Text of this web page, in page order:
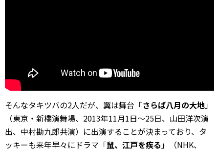
そんなタキツバの2人だが、翼は舞台「さらば八月の大地」
（東京・新橋演舞場、2013年11月1日～25日、山田洋次演
出、中村勘九郎共演）に出演することが決まっており、タ
ッキーも来年早々にドラマ「鼠、江戸を疾る 」（NHK、